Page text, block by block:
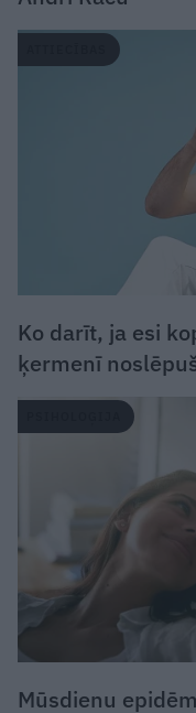
Ko darīt, ja esi
ķermenī
Mūsdienu